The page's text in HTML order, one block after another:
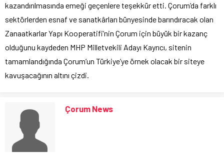
kazandırılmasında emeği geçenlere teşekkür etti. Çorum’da farklı
sektörlerden esnaf ve sanatkârları bünyesinde barındıracak olan
Zanaatkarlar Yapı Kooperatifi’nin Çorum için büyük bir kazanç
olduğunu kaydeden MHP Milletvekili Adayı Kayrıcı, sitenin
tamamlandığında Çorum’un Türkiye’ye örnek olacak bir siteye
kavuşacağının altını çizdi.
Çorum News